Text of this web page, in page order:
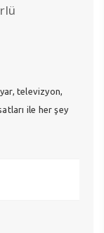
televizyon,
ile her şey